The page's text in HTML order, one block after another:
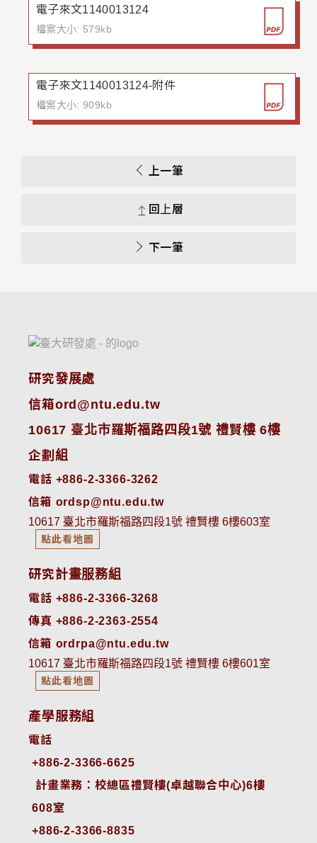
電子來文1140013124
檔案大小: 579kb
電子來文1140013124-附件
檔案大小: 909kb
上一筆
回上層
下一筆
研究發展處
信箱ord@ntu.edu.tw
10617 臺北市羅斯福路四段1號 禮賢樓 6樓
企劃組
電話 +886-2-3366-3262
信箱 ordsp@ntu.edu.tw
10617 臺北市羅斯福路四段1號 禮賢樓 6樓603室
點此看地圖
研究計畫服務組
電話 +886-2-3366-3268
傳真 +886-2-2363-2554
信箱 ordrpa@ntu.edu.tw
10617 臺北市羅斯福路四段1號 禮賢樓 6樓601室
點此看地圖
產學服務組
電話
+886-2-3366-6625
計畫業務：校總區禮賢樓(卓越聯合中心)6樓
608室
+886-2-3366-8835